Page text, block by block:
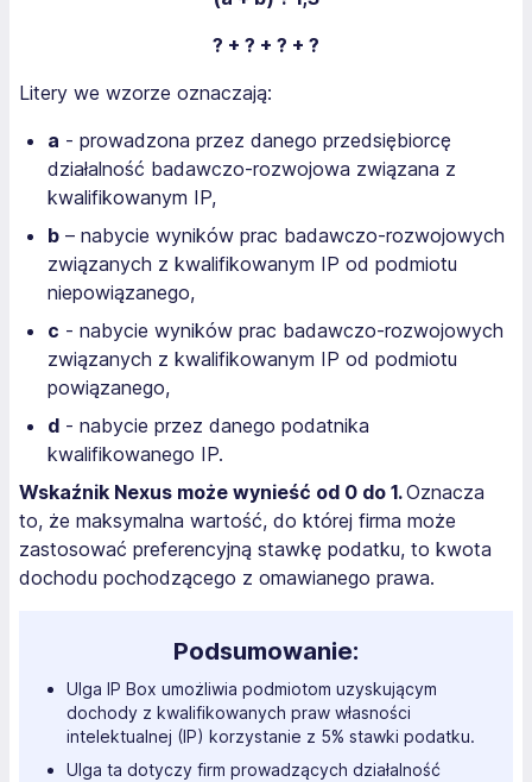
? + ? + ? + ?
Litery we wzorze oznaczają:
a - prowadzona przez danego przedsiębiorcę
działalność badawczo-rozwojowa związana z
kwalifikowanym IP,
b – nabycie wyników prac badawczo-rozwojowych
związanych z kwalifikowanym IP od podmiotu
niepowiązanego,
c - nabycie wyników prac badawczo-rozwojowych
związanych z kwalifikowanym IP od podmiotu
powiązanego,
d - nabycie przez danego podatnika
kwalifikowanego IP.
Wskaźnik Nexus może wynieść od 0 do 1.Oznacza
to, że maksymalna wartość, do której firma może
zastosować preferencyjną stawkę podatku, to kwota
dochodu pochodzącego z omawianego prawa.
Podsumowanie:
Ulga IP Box umożliwia podmiotom uzyskującym
dochody z kwalifikowanych praw własności
intelektualnej (IP) korzystanie z 5% stawki podatku.
Ulga ta dotyczy firm prowadzących działalność